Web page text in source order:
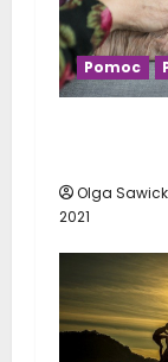
Pomoc
Olga
2021